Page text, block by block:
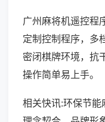
广州麻将机遥控程
定制控制程序，多
密闭棋牌环境，抗
操作简单易上手。
相关快讯:环保节